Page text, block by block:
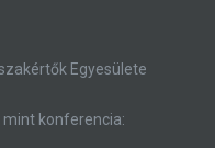
Egyesülete
mint konferencia: